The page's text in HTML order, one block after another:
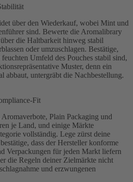
über den Wiederkauf, wobei Mint und
sind. Bewerte die Aromalibrary
die Haltbarkeit hinweg stabil
oder umzuschlagen. Bestätige,
Umfeld des Pouches stabil sind,
Muster, denn ein
abbaut, untergräbt die Nachbestellung.
Fit
Plain Packaging und
je Land, und einige Märkte
vollständig. Lege zürst deine
dass der Hersteller konforme
Verpackungen für jeden Markt liefern
die Regeln deiner Zielmärkte nicht
und erzwungenen